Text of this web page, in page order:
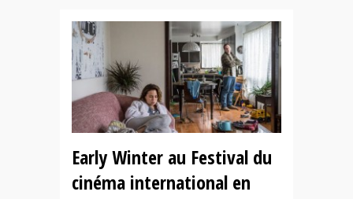
Early Winter au Festival du
cinéma international en